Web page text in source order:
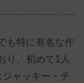
も特に有名な作
り、初めて1人
ャッキー・チ